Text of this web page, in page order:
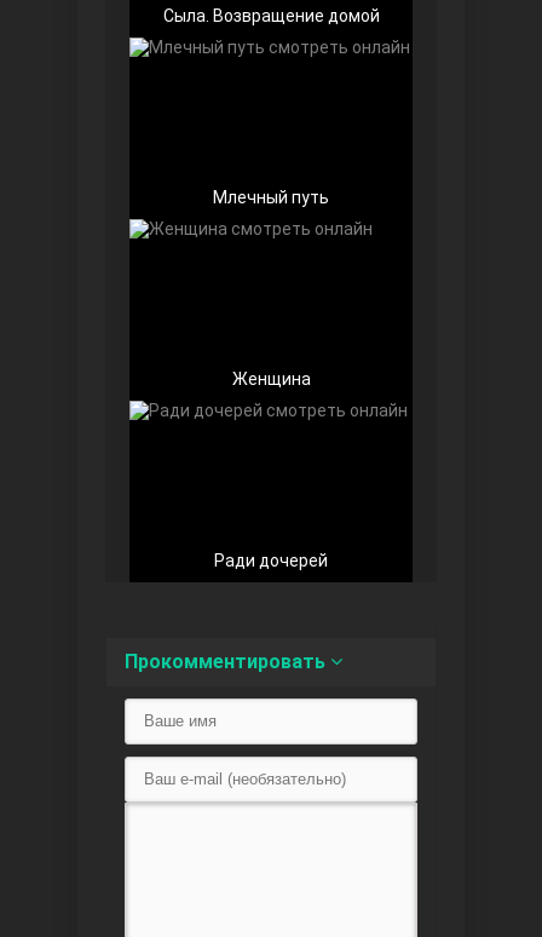
Беззащитные
Сыла. Возвращение домой
Млечный путь
Женщина
Ради дочерей
Прокомментировать